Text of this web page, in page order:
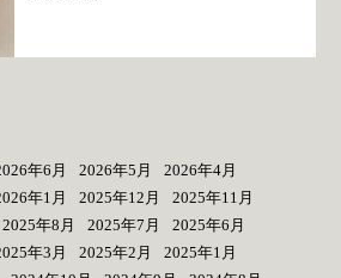
年6月 2026年5月
2026年4月
年1月 2025年12月
2025年11月
2025年8月 2025年7月
2025年6月
年3月 2025年2月
2025年1月